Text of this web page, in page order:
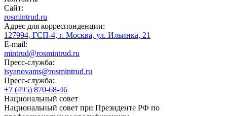
Сайт:
rosmintrud.ru
Адрес для корреспонденции:
127994, ГСП-4, г. Москва, ул. Ильинка, 21
E-mail:
mintrud@rosmintrud.ru
Пресс-служба:
isyanovams@rosmintrud.ru
Пресс-служба:
+7 (495) 870-68-46
Национальный совет
Национальный совет при Президенте РФ по